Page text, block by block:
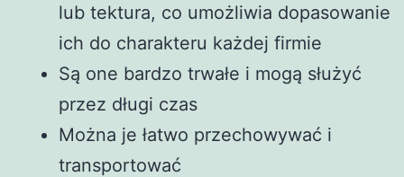
lub tektura, co umożliwia dopasowanie
ich do charakteru każdej firmie
Są one bardzo trwałe i mogą służyć
przez długi czas
Można je łatwo przechowywać i
transportować